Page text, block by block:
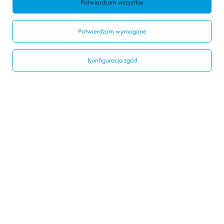
Kontakt
Potwierdzam wymagane
Konfiguracja zgód
Potwierdzam wszystkie